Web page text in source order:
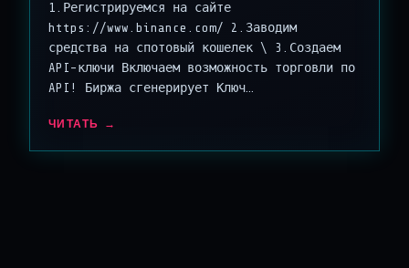
1.Регистрируемся на сайте
https://www.binance.com/ 2.Заводим
средства на спотовый кошелек \ 3.Создаем
API-ключи Включаем возможность торговли по
API! Биржа сгенерирует Ключ…
ЧИТАТЬ →